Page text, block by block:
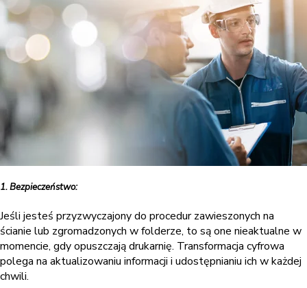
1. Bezpieczeństwo:
Jeśli jesteś przyzwyczajony do procedur zawieszonych na
ścianie lub zgromadzonych w folderze, to są one nieaktualne w
momencie, gdy opuszczają drukarnię. Transformacja cyfrowa
polega na aktualizowaniu informacji i udostępnianiu ich w każdej
chwili.